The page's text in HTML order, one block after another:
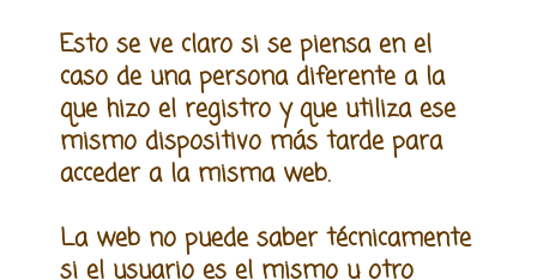
Esto se ve claro si se piensa en el
caso de una persona diferente a la
que hizo el registro y que utiliza ese
mismo dispositivo más tarde para
acceder a la misma web.
La web no puede saber técnicamente
si el usuario es el mismo u otro